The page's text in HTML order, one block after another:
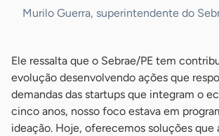
Murilo Guerra, superintendente do
Ele ressalta que o Sebrae/PE tem
evolução desenvolvendo ações que
demandas das startups que integram o
cinco anos, nosso foco estava em
ideação. Hoje, oferecemos soluções que